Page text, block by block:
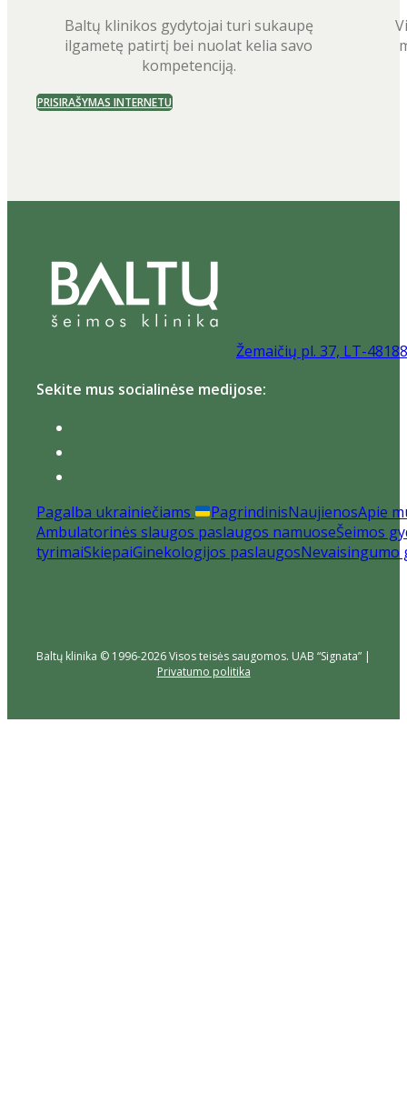
Baltų klinikos gydytojai turi sukaupę
ilgametę patirtį bei nuolat kelia savo
kompetenciją.
PRISIRAŠYMAS INTERNETU
Žemaičių pl. 37, LT-
Sekite mus socialinėse medijose:
Pagalba ukrainiečiams PagrindinisNaujienosApie
Ambulatorinės slaugos paslaugos namuoseŠeimos
tyrimaiSkiepaiGinekologijos paslaugosNevaisingumo
Baltų klinika © 1996-2026 Visos teisės saugomos. UAB “Signata” |
Privatumo politika